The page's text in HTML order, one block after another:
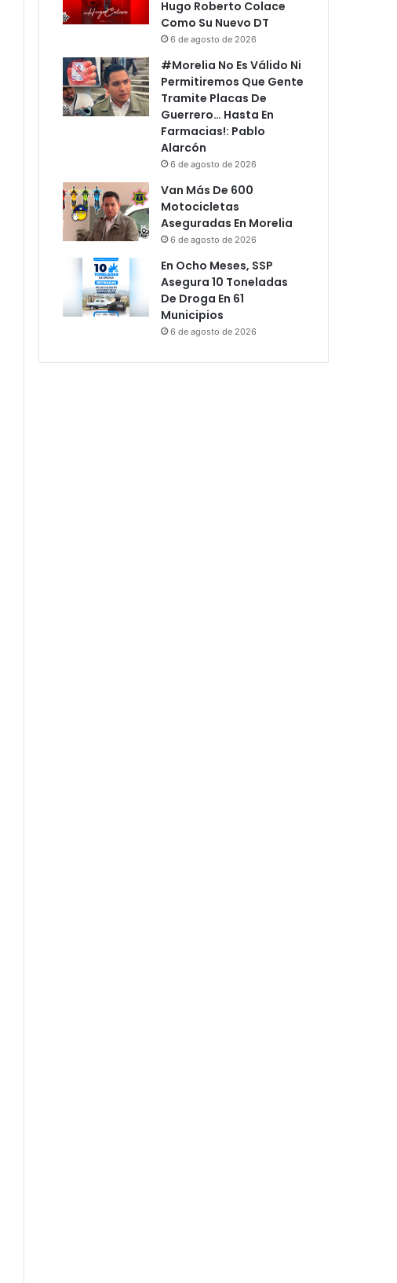
Hugo Roberto Colace
Como Su Nuevo DT
6 de agosto de 2026
#Morelia No Es Válido Ni
Permitiremos Que Gente
Tramite Placas De
Guerrero… Hasta En
Farmacias!: Pablo
Alarcón
6 de agosto de 2026
Van Más De 600
Motocicletas
Aseguradas En Morelia
6 de agosto de 2026
En Ocho Meses, SSP
Asegura 10 Toneladas
De Droga En 61
Municipios
6 de agosto de 2026